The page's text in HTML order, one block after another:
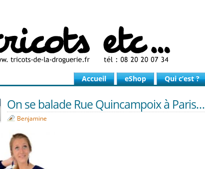
Accueil eShop Qui c’est ?
On se balade Rue Quincampoix à Paris…
Benjamine